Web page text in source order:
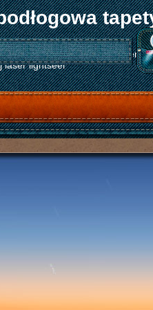
na ścianę obróbka skrawaniem
laser lightseer